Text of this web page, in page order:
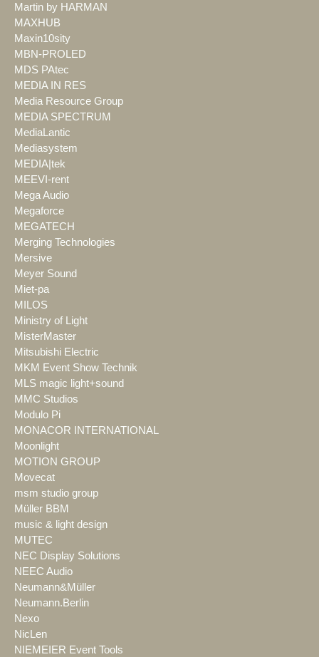
Martin by HARMAN
MAXHUB
Maxin10sity
MBN-PROLED
MDS PAtec
MEDIA IN RES
Media Resource Group
MEDIA SPECTRUM
MediaLantic
Mediasystem
MEDIA|tek
MEEVI-rent
Mega Audio
Megaforce
MEGATECH
Merging Technologies
Mersive
Meyer Sound
Miet-pa
MILOS
Ministry of Light
MisterMaster
Mitsubishi Electric
MKM Event Show Technik
MLS magic light+sound
MMC Studios
Modulo Pi
MONACOR INTERNATIONAL
Moonlight
MOTION GROUP
Movecat
msm studio group
Müller BBM
music & light design
MUTEC
NEC Display Solutions
NEEC Audio
Neumann&Müller
Neumann.Berlin
Nexo
NicLen
NIEMEIER Event Tools